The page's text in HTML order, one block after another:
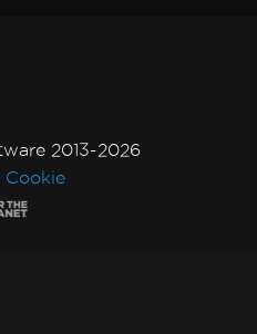
du rendu du PDF
de licence dans
connecter au serveur de
2013-2026
Cookie